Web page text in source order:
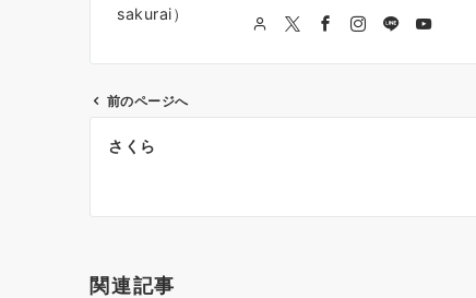
sakurai）
ゲ
前のページへ
さくら
関連記事